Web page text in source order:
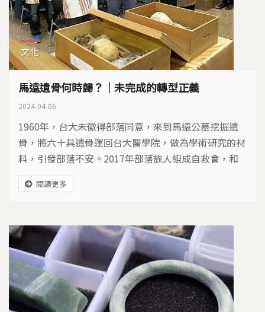
文化
馬遠遺骨何時歸？｜未完成的轉型正義
2024-04-06
1960年，台大未徵得部落同意，來到馬遠公墓挖掘遺
骨，將六十具遺骨運回台大醫學院，做為學術研究的材
料，引發部落不安。2017年部落族人組成自救會，和
台大展開返還遺骨和補償措施的協商...
閱讀更多